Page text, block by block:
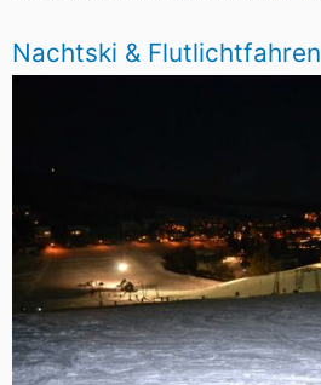
Nachtski & Flutlichtfahren